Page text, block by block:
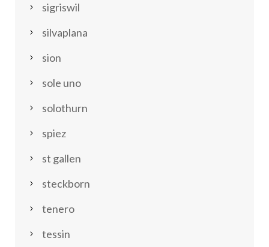
sigriswil
silvaplana
sion
sole uno
solothurn
spiez
st gallen
steckborn
tenero
tessin